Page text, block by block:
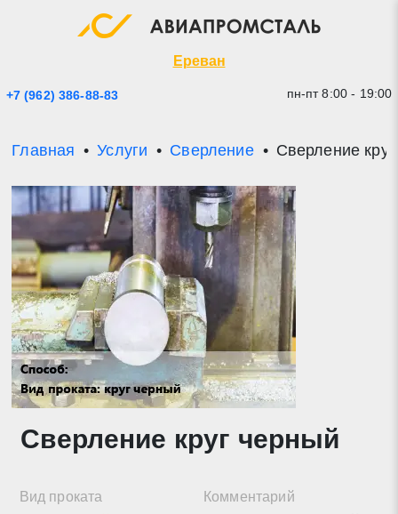
Ереван
+7 (962) 386-88-83 пн-пт 8:00 - 19:00
Главная Услуги Сверление Сверление
Сверление круг черный
Вид проката Комментарий
Экспресс заявка
* - обязательные поля для заполнения
Прикрепить файл (до 20 mb)
Отправить заявку
Нажимая на кнопку «Отправить заявку» Вы даете
согласие на обработку своих персональных данных в
июля 2006 г. N 152-ФЗ «О персональных данных», а